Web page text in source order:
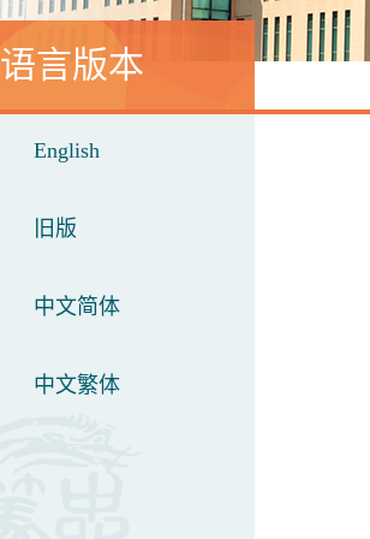
语言版本
English
旧版
中文简体
中文繁体